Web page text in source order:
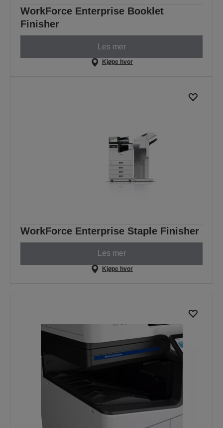
WorkForce Enterprise Booklet
Finisher
Les mer
Kjøpe hvor
WorkForce Enterprise Staple Finisher
Les mer
Kjøpe hvor